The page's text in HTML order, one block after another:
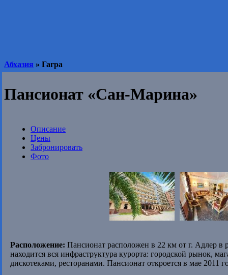
Абхазия » Гагра
Пансионат «Сан-Марина»
Описание
Цены
Забронировать
Фото
Расположение: Пансионат расположен в 22 км от г. Адлер
находится вся инфраструктура курорта: городской рынок,
дискотеками, ресторанами. Пансионат откроется в мае 2011